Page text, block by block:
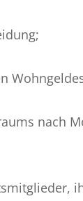
nach